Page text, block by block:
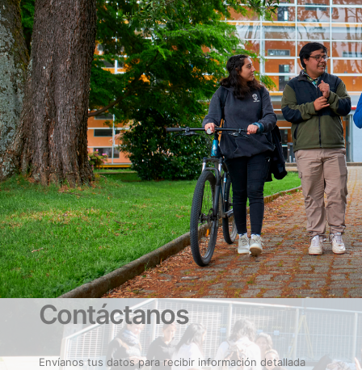
Contáctanos
Envíanos tus datos para recibir información detallada